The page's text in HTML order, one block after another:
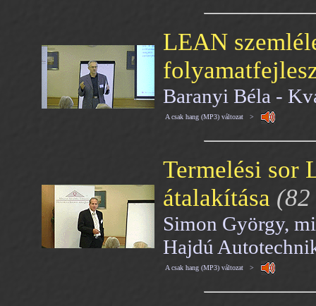
LEAN
Baranyi Béla -
A csak hang (MP3) változat >
Termelési sor
átalakítása
Simon György,
Hajdú
A csak hang (MP3) változat >